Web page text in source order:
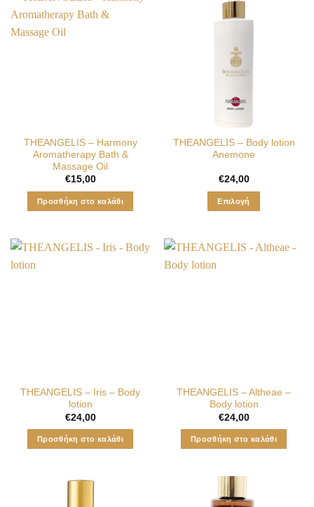
ΤHEANGELIS – Harmony
Aromatherapy Bath &
Massage Oil
€15,00
Προσθήκη στο καλάθι
ΤHEANGELIS – Body lotion
Anemone
€24,00
Επιλογή
προϊόν
σελίδα
του
προϊόντος
ΤHEANGELIS – Iris – Body
lotion
€24,00
Προσθήκη στο καλάθι
ΤHEANGELIS – Altheae –
Body lotion
€24,00
Προσθήκη στο καλάθι